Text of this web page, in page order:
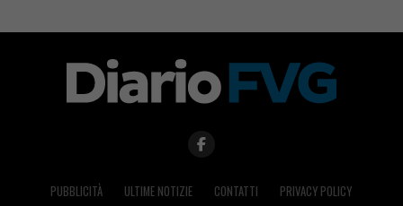
PUBBLICITÀ ULTIME NOTIZIE CONTATTI PRIVACY POLICY